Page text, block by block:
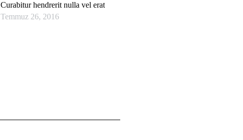
Curabitur hendrerit nulla vel erat
Temmuz 26, 2016